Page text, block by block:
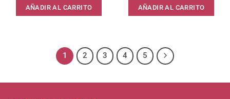
AÑADIR AL CARRITO AÑADIR AL CARRITO
1 2 3 4 5